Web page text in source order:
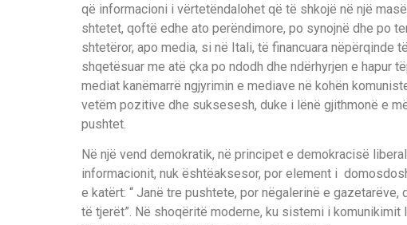
që informacioni i vërtetëndalohet që të shkojë në një masë
shtetet, qoftë edhe ato perëndimore, po synojnë dhe po
shtetëror, apo media, si në Itali, të financuara nëpërqinde të
shqetësuar me atë çka po ndodh dhe ndërhyrjen e hapur të
mediat kanëmarrë ngjyrimin e mediave në kohën
vetëm pozitive dhe suksesesh, duke i lënë gjithmonë e m
pushtet.
Në një vend demokratik, në principet e demokracisë
informacionit, nuk ështëaksesor, por element i
e katërt: “ Janë tre pushtete, por nëgalerinë e gazetarëve,
të tjerët”. Në shoqëritë moderne, ku sistemi i komunikimit